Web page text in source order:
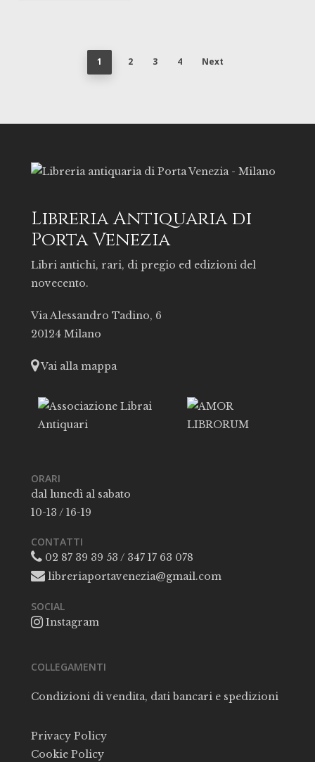
1 2 3 4 Next
Libreria Antiquaria di
Porta Venezia
Libri antichi, rari, di pregio ed edizioni del
novecento.
Via Alessandro Tadino, 6
20124 Milano
Vai alla mappa
ORARI
dal lunedì al sabato
10-13 / 16-19
CONTATTI
02 87 39 39 53 / 347 17 63 078
libreriaportavenezia@gmail.com
SOCIAL
Instagram
COLLEGAMENTI
Condizioni di vendita, dati bancari e spedizioni
Privacy Policy
Cookie Policy